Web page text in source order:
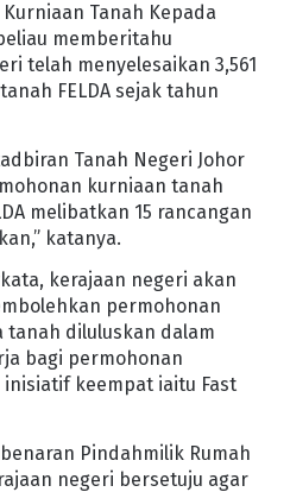
Tanah Kepada
memberitahu
telah menyelesaikan 3,561
FELDA sejak tahun
Tanah Negeri Johor
kurniaan tanah
melibatkan 15 rancangan
katanya.
kerajaan negeri akan
permohonan
tanah diluluskan dalam
bagi permohonan
keempat iaitu Fast
Pindahmilik Rumah
negeri bersetuju agar